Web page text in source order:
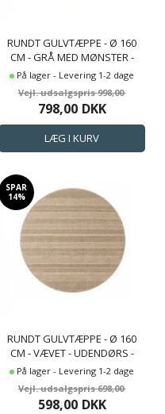
RUNDT GULVTÆPPE - Ø 160
CM - GRÅ MED MØNSTER -
UDENDØRS - MAESTRO -
NORDSTRAND HOME
På lager - Levering 1-2 dage
998,00
798,00 DKK
SPAR
14%
RUNDT GULVTÆPPE - Ø 160
CM - VÆVET - UDENDØRS -
KENZY - NORDSTRAND HOME
På lager - Levering 1-2 dage
698,00
598,00 DKK